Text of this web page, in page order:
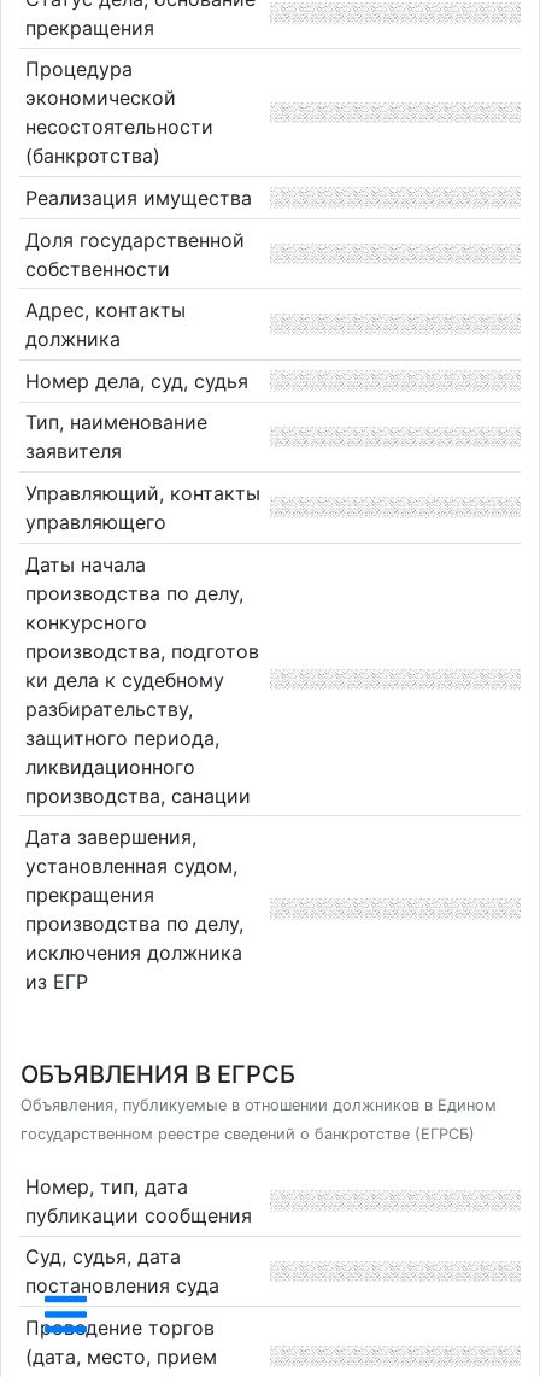
прекращения
Процедура
экономической
несостоятельности
(банкротства)
Реализация имущества
Доля государственной
собственности
Адрес, контакты
должника
Номер дела, суд, судья
Тип, наименование
заявителя
Управляющий, контакты
управляющего
Даты начала
производства по делу,
конкурсного
производства, подготов
ки дела к судебному
разбирательству,
защитного периода,
ликвидационного
производства, санации
Дата завершения,
установленная судом,
прекращения
производства по делу,
исключения должника
из ЕГР
ОБЪЯВЛЕНИЯ В ЕГРСБ
Объявления, публикуемые в отношении должников в Едином
государственном реестре сведений о банкротстве (ЕГРСБ)
Номер, тип, дата
публикации сообщения
Суд, судья, дата
постановления суда
Проведение торгов
(дата, место, прием